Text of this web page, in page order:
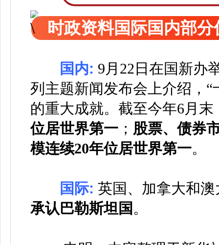
时政资料国际国内部
国内: 9月22日在国新办
列主题新闻发布会上介绍，
的重大成就。截至今年6月末
位居世界第一 ； 股票、债券
模连续20年位居世界第一。
国际: 英国、加拿大和
承认巴勒斯坦国 。